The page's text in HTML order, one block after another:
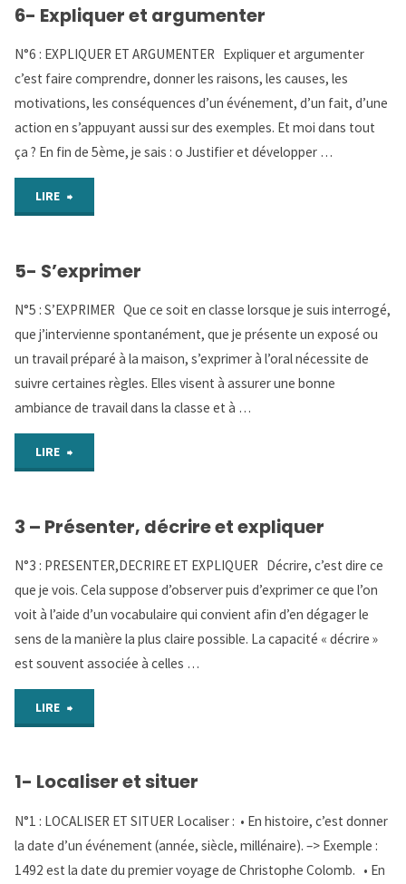
un
regard
6- Expliquer et argumenter
N°6 : EXPLIQUER ET ARGUMENTER Expliquer et argumenter
c’est faire comprendre, donner les raisons, les causes, les
motivations, les conséquences d’un événement, d’un fait, d’une
action en s’appuyant aussi sur des exemples. Et moi dans tout
ça ? En fin de 5ème, je sais : o Justifier et développer …
LIRE
et
argumenter"
5- S’exprimer
N°5 : S’EXPRIMER Que ce soit en classe lorsque je suis interrogé,
que j’intervienne spontanément, que je présente un exposé ou
un travail préparé à la maison, s’exprimer à l’oral nécessite de
suivre certaines règles. Elles visent à assurer une bonne
ambiance de travail dans la classe et à …
LIRE
3 – Présenter, décrire et expliquer
N°3 : PRESENTER,DECRIRE ET EXPLIQUER Décrire, c’est dire ce
que je vois. Cela suppose d’observer puis d’exprimer ce que l’on
voit à l’aide d’un vocabulaire qui convient afin d’en dégager le
sens de la manière la plus claire possible. La capacité « décrire »
est souvent associée à celles …
LIRE
Présenter,
décrire
1- Localiser et situer
N°1 : LOCALISER ET SITUER Localiser : • En histoire, c’est donner
la date d’un événement (année, siècle, millénaire). –> Exemple :
1492 est la date du premier voyage de Christophe Colomb. • En